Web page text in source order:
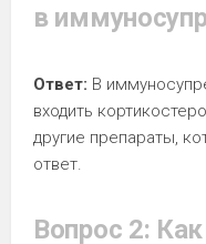
в
Ответ: В
входить
другие препараты,
ответ.
Вопрос 2: